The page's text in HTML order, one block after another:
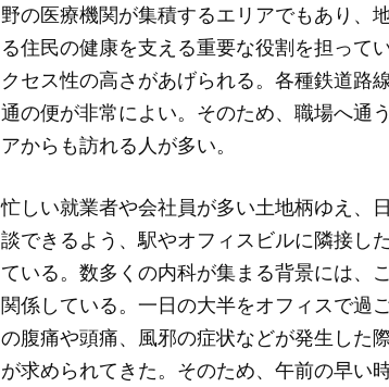
野の医療機関が集積するエリアでもあり、
る住民の健康を支える重要な役割を担って
クセス性の高さがあげられる。各種鉄道路
通の便が非常によい。そのため、職場へ通
アからも訪れる人が多い。
忙しい就業者や会社員が多い土地柄ゆえ、
談できるよう、駅やオフィスビルに隣接し
ている。数多くの内科が集まる背景には、
関係している。一日の大半をオフィスで過
の腹痛や頭痛、風邪の症状などが発生した
が求められてきた。そのため、午前の早い